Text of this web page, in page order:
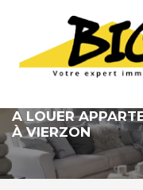
A LOUER
À VIERZON